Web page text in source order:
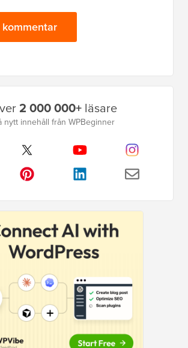
2 000 000+läsare
nytt innehåll från WPBeginner